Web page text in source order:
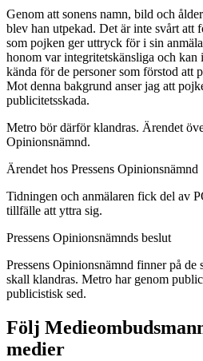
Genom att sonens namn, bild och
blev han utpekad. Det är inte svårt att
som pojken ger uttryck för i sin
honom var integritetskänsliga och kan
kända för de personer som förstod att
Mot denna bakgrund anser jag att
publicitetsskada.
Metro bör därför klandras. Ärendet
Opinionsnämnd.
Ärendet hos Pressens Opinionsnämnd
Tidningen och anmälaren fick del av
tillfälle att yttra sig.
Pressens Opinionsnämnds beslut
Pressens Opinionsnämnd finner på
skall klandras. Metro har genom
publicistisk sed.
Följ
medier